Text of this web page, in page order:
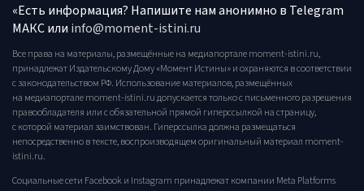
«Есть информация? Напишите нам анонимно в Telegram
МАКС или info@moment-istini.ru
Все права на материалы, размещённые на медиапортале moment-istini.ru,
принадлежат Издательскому Дому «Момент Истины» и охраняются в соответствии
с законодательством РФ. Использование материалов, размещённых
на медиапортале moment-istini.ru допускается только с письменного разрешения
правообладателя или с обязательной прямой гиперссылкой на страницу,
с которой материал заимствован. Гиперссылка должна размещаться
непосредственно в тексте, воспроизводящем оригинальный материал moment-
istini.ru.
Социальные сети Facebook и Instagram принадлежат компании Meta Platforms